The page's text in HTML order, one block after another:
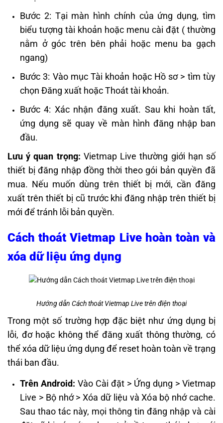
Bước 2: Tại màn hình chính của ứng dụng, tìm
biểu tượng tài khoản hoặc menu cài đặt ( thường
nằm ở góc trên bên phải hoặc menu ba gạch
ngang)
Bước 3: Vào mục Tài khoản hoặc Hồ sơ > tìm tùy
chọn Đăng xuất hoặc Thoát tài khoản.
Bước 4: Xác nhận đăng xuất. Sau khi hoàn tất,
ứng dụng sẽ quay về màn hình đăng nhập ban
đầu.
Lưu ý quan trọng: Vietmap Live thường giới hạn số
thiết bị đăng nhập đồng thời theo gói bản quyền đã
mua. Nếu muốn dùng trên thiết bị mới, cần đăng
xuất trên thiết bị cũ trước khi đăng nhập trên thiết bị
mới để tránh lỗi bản quyền.
Cách thoát Vietmap Live hoàn toàn và
xóa dữ liệu ứng dụng
Hướng dẫn Cách thoát Vietmap Live trên điện thoại
Trong một số trường hợp đặc biệt như ứng dụng bị
lỗi, đơ hoặc không thể đăng xuất thông thường, có
thể xóa dữ liệu ứng dụng để reset hoàn toàn về trạng
thái ban đầu.
Trên Android: Vào Cài đặt > Ứng dụng > Vietmap
Live > Bộ nhớ > Xóa dữ liệu và Xóa bộ nhớ cache.
Sau thao tác này, mọi thông tin đăng nhập và cài